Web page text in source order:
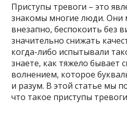
Приступы тревоги – это
знакомы многие люди. Они
внезапно, беспокоить без
значительно снижать
когда-либо испытывали
знаете, как тяжело бывает
волнением, которое
и разум. В этой статье мы
что такое приступы